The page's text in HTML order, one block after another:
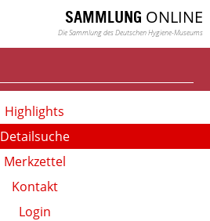
SAMMLUNG ONLINE
Die Sammlung des Deutschen Hygiene-Museums
Highlights
Detailsuche
Merkzettel
Kontakt
Login